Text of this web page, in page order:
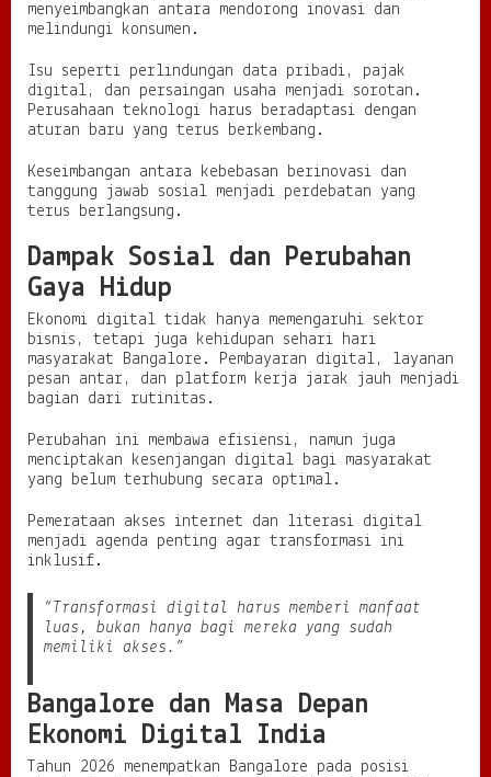
menyeimbangkan antara mendorong inovasi dan
melindungi konsumen.
Isu seperti perlindungan data pribadi, pajak
digital, dan persaingan usaha menjadi sorotan.
Perusahaan teknologi harus beradaptasi dengan
aturan baru yang terus berkembang.
Keseimbangan antara kebebasan berinovasi dan
tanggung jawab sosial menjadi perdebatan yang
terus berlangsung.
Dampak Sosial dan Perubahan
Gaya Hidup
Ekonomi digital tidak hanya memengaruhi sektor
bisnis, tetapi juga kehidupan sehari hari
masyarakat Bangalore. Pembayaran digital, layanan
pesan antar, dan platform kerja jarak jauh menjadi
bagian dari rutinitas.
Perubahan ini membawa efisiensi, namun juga
menciptakan kesenjangan digital bagi masyarakat
yang belum terhubung secara optimal.
Pemerataan akses internet dan literasi digital
menjadi agenda penting agar transformasi ini
inklusif.
“Transformasi digital harus memberi manfaat
luas, bukan hanya bagi mereka yang sudah
memiliki akses.”
Bangalore dan Masa Depan
Ekonomi Digital India
Tahun 2026 menempatkan Bangalore pada posisi